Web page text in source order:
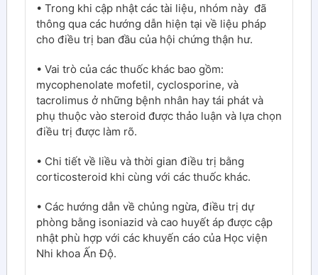
• Trong khi cập nhật các tài liệu, nhóm này đã
thông qua các hướng dẫn hiện tại về liệu pháp
cho điều trị ban đầu của hội chứng thận hư.
• Vai trò của các thuốc khác bao gồm:
mycophenolate mofetil, cyclosporine, và
tacrolimus ở những bệnh nhân hay tái phát và
phụ thuộc vào steroid được thảo luận và lựa chọn
điều trị được làm rõ.
• Chi tiết về liều và thời gian điều trị bằng
corticosteroid khi cùng với các thuốc khác.
• Các hướng dẫn về chủng ngừa, điều trị dự
phòng bằng isoniazid và cao huyết áp được cập
nhật phù hợp với các khuyến cáo của Học viện
Nhi khoa Ấn Độ.